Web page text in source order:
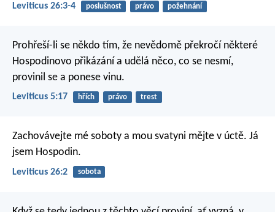
Leviticus 26:3-4 poslušnost právo požehnání
Prohřeší-li se někdo tím, že nevědomě překročí některé
Hospodinovo přikázání a udělá něco, co se nesmí,
provinil se a ponese vinu.
Leviticus 5:17 hřích právo trest
Zachovávejte mé soboty a mou svatyni mějte v úctě. Já
jsem Hospodin.
Leviticus 26:2 sobota